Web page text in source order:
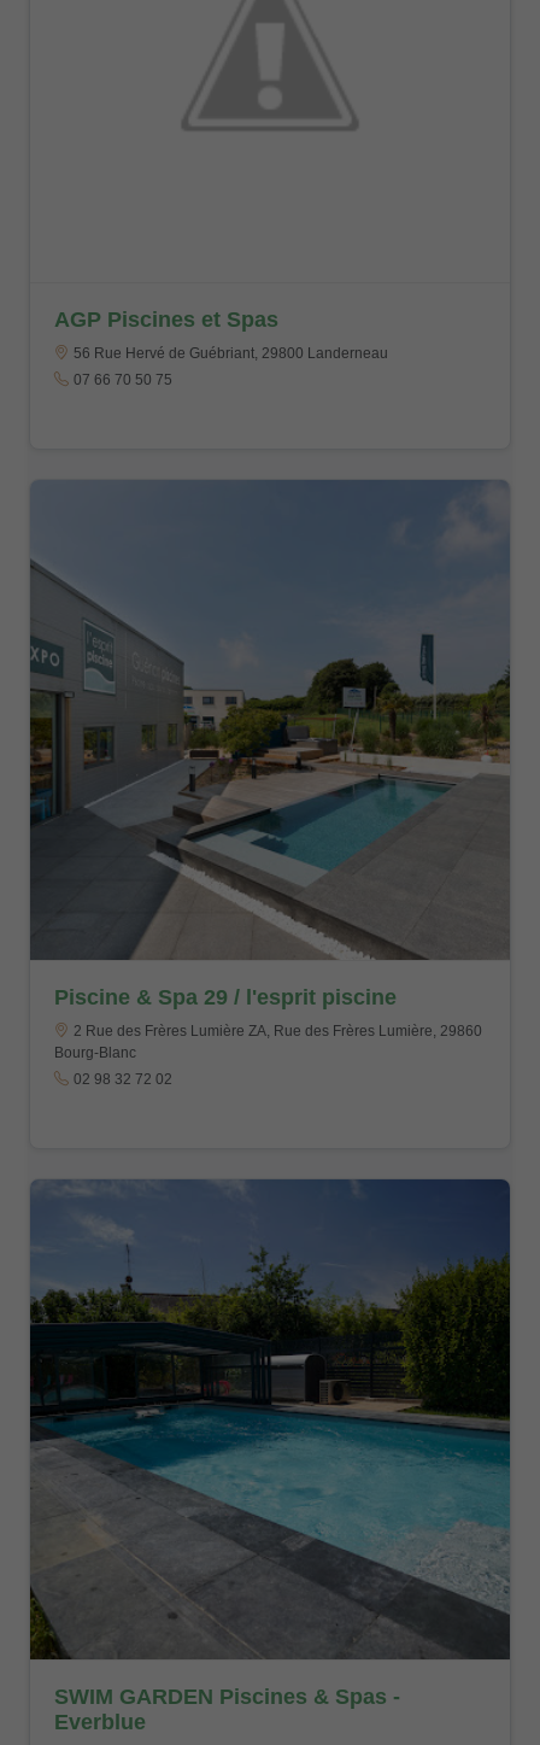
AGP Piscines et Spas
56 Rue Hervé de Guébriant, 29800 Landerneau
07 66 70 50 75
Piscine & Spa 29 / l'esprit piscine
2 Rue des Frères Lumière ZA, Rue des Frères Lumière, 29860
Bourg-Blanc
02 98 32 72 02
SWIM GARDEN Piscines & Spas -
Everblue